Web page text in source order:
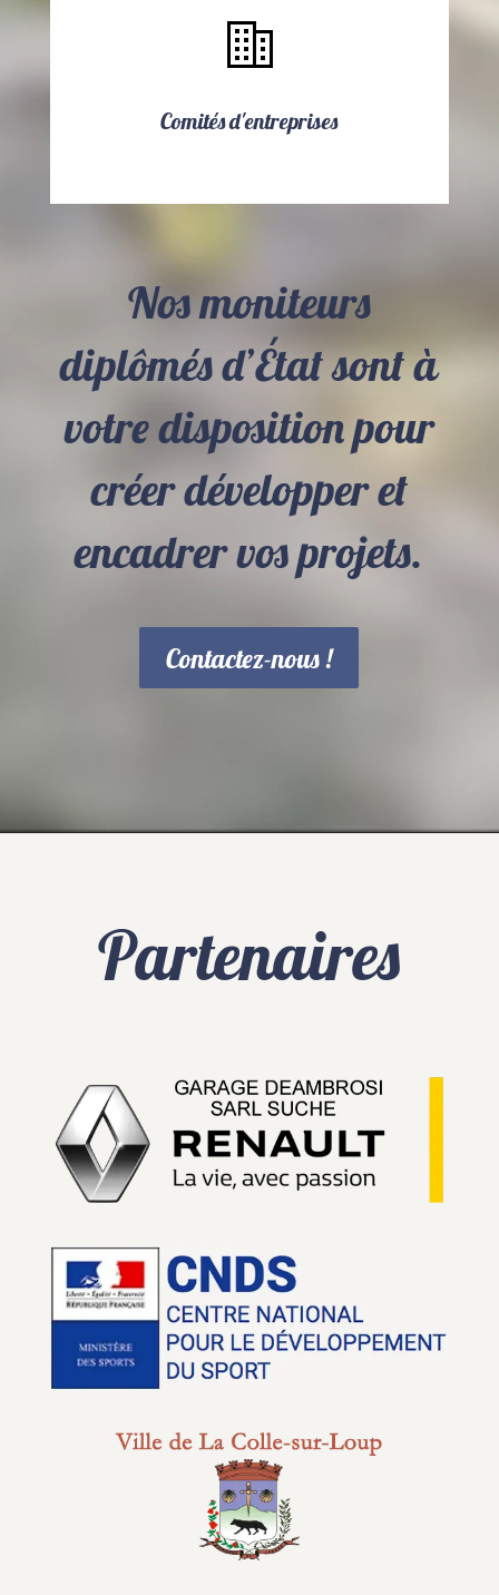
Comités d'entreprises
Nos moniteurs
diplômés d’État sont à
votre disposition pour
créer développer et
encadrer vos projets.
Contactez-nous !
Partenaires